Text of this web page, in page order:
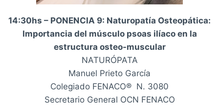
14:30hs – PONENCIA 9: Naturopatía Osteopática:
Importancia del músculo psoas ilíaco en la
estructura osteo-muscular
NATURÓPATA
Manuel Prieto García
Colegiado FENACO® N. 3080
Secretario General OCN FENACO